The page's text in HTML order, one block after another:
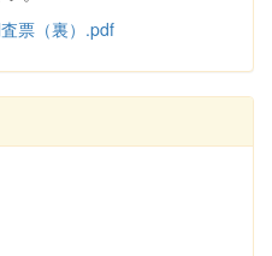
票（裏）.pdf